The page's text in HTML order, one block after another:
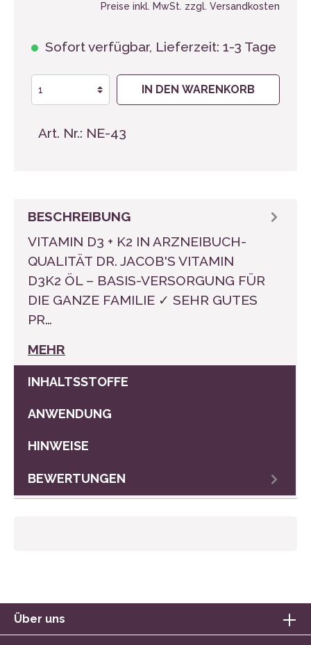
Preise inkl. MwSt. zzgl. Versandkosten
Sofort verfügbar, Lieferzeit: 1-3 Tage
IN DEN WARENKORB
Art. Nr.: NE-43
BESCHREIBUNG
VITAMIN D3 + K2 IN ARZNEIBUCH-
QUALITÄT DR. JACOB'S VITAMIN
D3K2 ÖL – BASIS-VERSORGUNG FÜR
DIE GANZE FAMILIE ✓ SEHR GUTES
PR…
MEHR
BEWERTUNGEN
ANWENDUNG
INHALTSSTOFFE
HINWEISE
Über uns